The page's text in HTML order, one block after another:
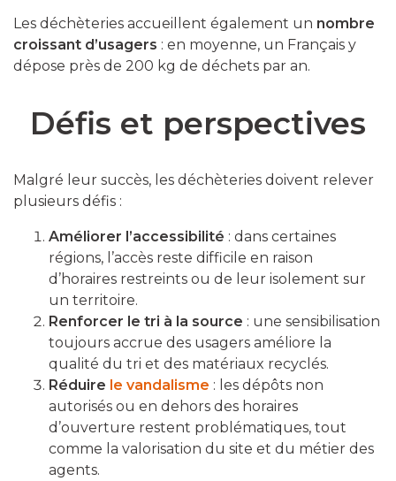
Les déchèteries accueillent également un nombre
croissant d’usagers : en moyenne, un Français y
dépose près de 200 kg de déchets par an.
Défis et perspectives
Malgré leur succès, les déchèteries doivent relever
plusieurs défis :
Améliorer l’accessibilité : dans certaines
régions, l’accès reste difficile en raison
d’horaires restreints ou de leur isolement sur
un territoire.
Renforcer le tri à la source : une sensibilisation
toujours accrue des usagers améliore la
qualité du tri et des matériaux recyclés.
Réduire le vandalisme : les dépôts non
autorisés ou en dehors des horaires
d’ouverture restent problématiques, tout
comme la valorisation du site et du métier des
agents.